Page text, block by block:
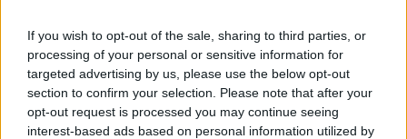
If you wish to opt-out of the sale, sharing to third parties, or
processing of your personal or sensitive information for
targeted advertising by us, please use the below opt-out
section to confirm your selection. Please note that after your
opt-out request is processed you may continue seeing
interest-based ads based on personal information utilized by
Név
E-mail cím